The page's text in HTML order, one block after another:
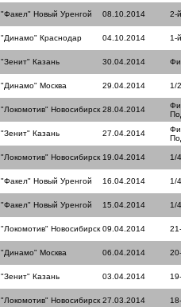
"Факел" Новый Уренгой 08.10.2014 2-
"Динамо" Краснодар 04.10.2014 1-
"Зенит" Казань 30.04.2014
"Динамо" Москва 29.04.2014 1/
"Локомотив" Новосибирск 28.04.2014
"Зенит" Казань 27.04.2014
"Локомотив" Новосибирск 19.04.2014 1/
"Факел" Новый Уренгой 16.04.2014 1/
"Факел" Новый Уренгой 15.04.2014 1/
"Локомотив" Новосибирск 09.04.2014
"Динамо" Москва 06.04.2014
"Зенит" Казань 03.04.2014
"Локомотив" Новосибирск 27.03.2014